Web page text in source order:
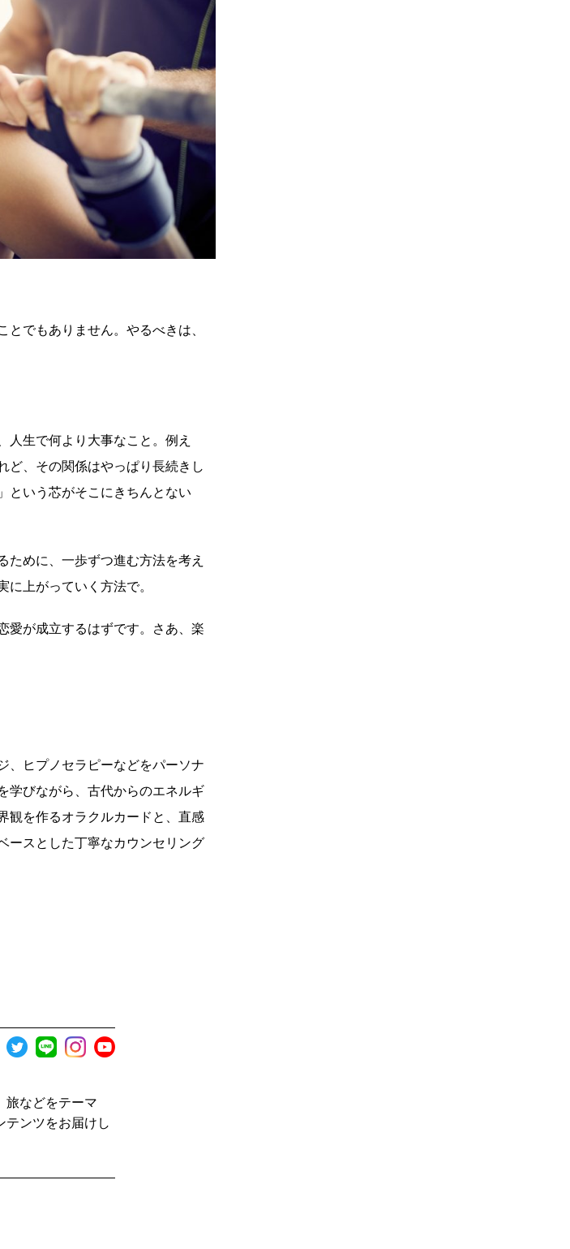
でもありません。やるべきは、
人生で何より大事なこと。例え
ど、その関係はやっぱり長続きし
という芯がそこにきちんとない
ために、一歩ずつ進む方法を考え
上がっていく方法で。
愛が成立するはずです。さあ、楽
、ヒプノセラピーなどをパーソナ
学びながら、古代からのエネルギ
観を作るオラクルカードと、直感
ースとした丁寧なカウンセリング
旅などをテーマ
テンツをお届けし